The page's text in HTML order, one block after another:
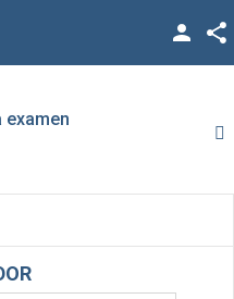
LinkedIn
Vimeo
Google +
examen